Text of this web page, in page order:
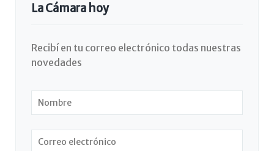
La Cámara hoy
Recibí en tu correo electrónico todas nuestras
novedades